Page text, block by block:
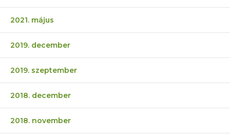
2021. május
2019. december
2019. szeptember
2018. december
2018. november